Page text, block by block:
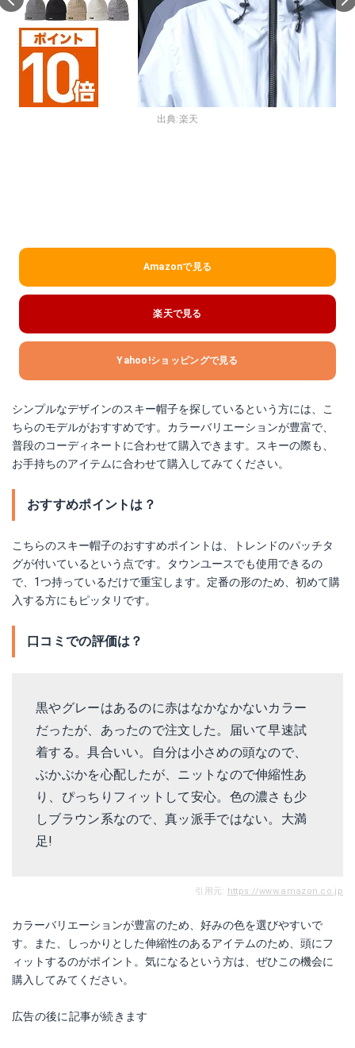
出典:楽天
Amazonで見る
楽天で見る
Yahoo!ショッピングで見る
シンプルなデザインのスキー帽子を探しているという方には、こ
ちらのモデルがおすすめです。カラーバリエーションが豊富で、
普段のコーディネートに合わせて購入できます。スキーの際も、
お手持ちのアイテムに合わせて購入してみてください。
おすすめポイントは？
こちらのスキー帽子のおすすめポイントは、トレンドのパッチタ
グが付いているという点です。タウンユースでも使用できるの
で、1つ持っているだけで重宝します。定番の形のため、初めて購
入する方にもピッタリです。
口コミでの評価は？
黒やグレーはあるのに赤はなかなかないカラー
だったが、あったので注文した。届いて早速試
着する。具合いい。自分は小さめの頭なので、
ぶかぶかを心配したが、ニットなので伸縮性あ
り、ぴっちりフィットして安心。色の濃さも少
しブラウン系なので、真ッ派手ではない。大満
足!
引用元: https://www.amazon.co.jp
カラーバリエーションが豊富のため、好みの色を選びやすいで
す。また、しっかりとした伸縮性のあるアイテムのため、頭にフ
ィットするのがポイント。気になるという方は、ぜひこの機会に
購入してみてください。
広告の後に記事が続きます